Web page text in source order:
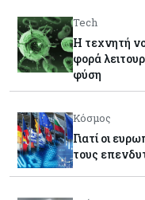
Tech
Η τεχνητή
φορά
φύση
Κόσμος
Γιατί οι
τους